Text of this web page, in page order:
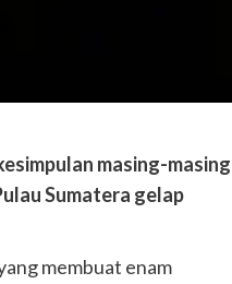
masing-masing
Sumatera gelap
membuat enam